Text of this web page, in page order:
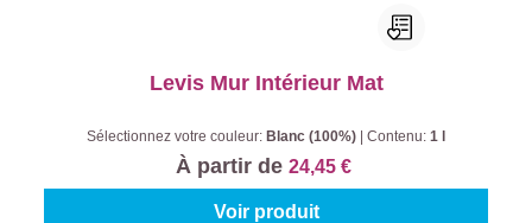
Levis Mur Intérieur Mat
Sélectionnez votre couleur: Blanc (100%) Contenu: 1 l
À partir de 24,45 €
Voir produit